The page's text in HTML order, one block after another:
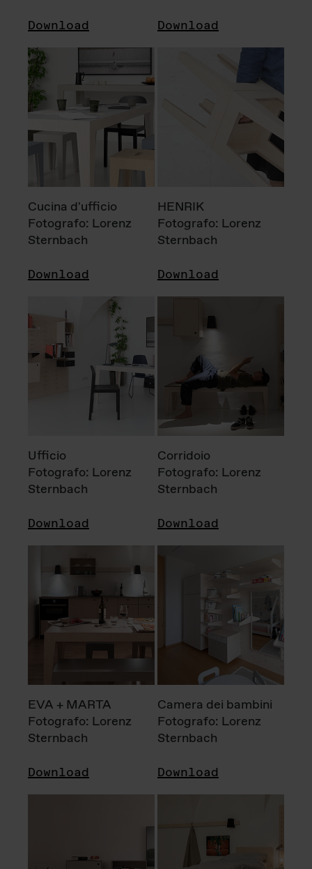
Download Download
Cucina d'ufficio
Fotografo: Lorenz
Sternbach
Download
HENRIK
Fotografo: Lorenz
Sternbach
Download
Ufficio
Fotografo: Lorenz
Sternbach
Download
Corridoio
Fotografo: Lorenz
Sternbach
Download
EVA + MARTA
Fotografo: Lorenz
Sternbach
Download
Camera dei bambini
Fotografo: Lorenz
Sternbach
Download